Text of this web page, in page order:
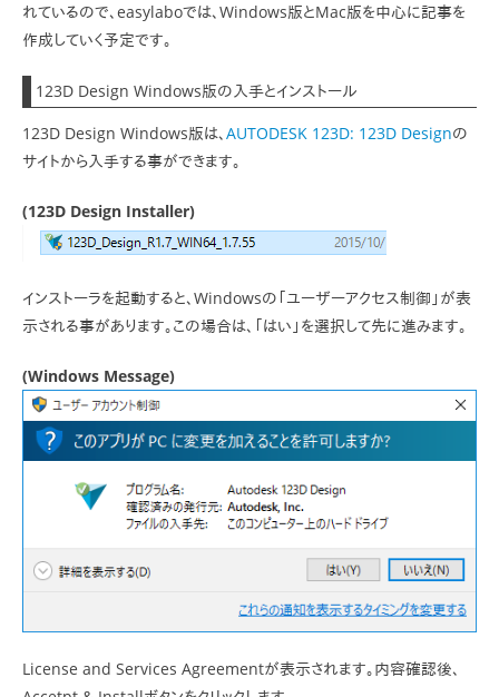
れているので、easylaboでは、Windows版とMac版を中心に記事を
作成していく予定です。
123D Design Windows版の入手とインストール
123D Design Windows版は、AUTODESK 123D: 123D Designの
サイトから入手する事ができます。
(123D Design Installer)
インストーラを起動すると、Windowsの「ユーザーアクセス制御」が表
示される事があります。この場合は、「はい」を選択して先に進みます。
(Windows Message)
License and Services Agreementが表示されます。内容確認後、